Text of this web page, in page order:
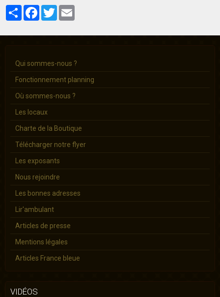
PartagerFacebook
Twitter
Qui sommes-nous ?
Fonctionnement planning
Où sommes-nous ?
Les locaux
Charte de la Boutique
Télécharger notre flyer
Les exposants
Nous rejoindre
Les bonnes adresses
Lir'ambulant
Articles de presse
Mentions légales
Articles France bleue
VIDÉOS